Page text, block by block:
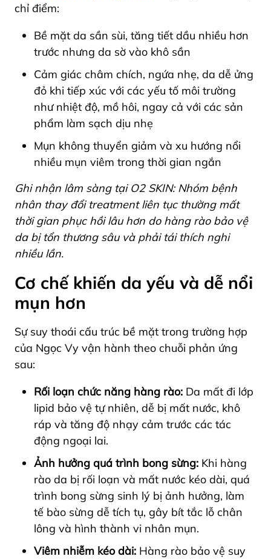
chỉ điểm:
Bề mặt da sần sùi, tăng tiết dầu nhiều hơn
trước nhưng da sờ vào khô sần
Cảm giác châm chích, ngứa nhẹ, da dễ ửng
đỏ khi tiếp xúc với các yếu tố môi trường
như nhiệt độ, mồ hôi, ngay cả với các sản
phẩm làm sạch dịu nhẹ
Mụn không thuyển giảm và xu hướng nổi
nhiều mụn viêm trong thời gian ngắn
Ghi nhận lâm sàng tại O2 SKIN: Nhóm bệnh
nhân thay đổi treatment liên tục thường mất
thời gian phục hồi lâu hơn do hàng rào bảo vệ
da bị tổn thương sâu và phải tái thích nghi
nhiều lần.
Cơ chế khiến da yếu và dễ nổi
mụn hơn
Sự suy thoái cấu trúc bề mặt trong trường hợp
của Ngọc Vy vận hành theo chuỗi phản ứng
sau:
Rối loạn chức năng hàng rào: Da mất đi lớp
lipid bảo vệ tự nhiên, dễ bị mất nước, khô
ráp và tăng độ nhạy cảm trước các tác
động ngoại lai.
Ảnh hưởng quá trình bong sừng: Khi hàng
rào da bị rối loạn và mất nước kéo dài, quá
trình bong sừng sinh lý bị ảnh hưởng, làm
tế bào sừng dễ tích tụ, gây bít tắc lỗ chân
lông và hình thành vi nhân mụn.
Viêm nhiễm kéo dài: Hàng rào bảo vệ suy